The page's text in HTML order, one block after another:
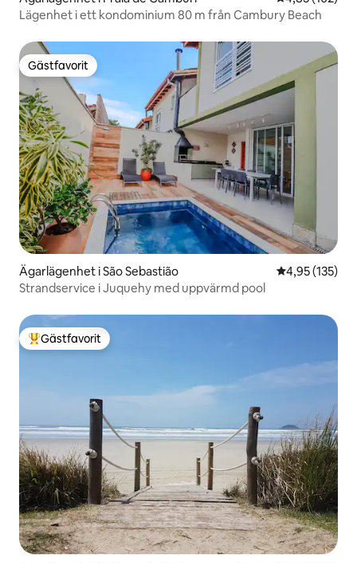
Lägenhet i ett kondominium 80 m från Cambury Beach
Gästfavorit
Gästfavorit
Ägarlägenhet i São Sebastião 4,95 av 5 i
4,95 (135)
Strandservice i Juquehy med uppvärmd pool
Populär gästfavorit
Gästfavorit